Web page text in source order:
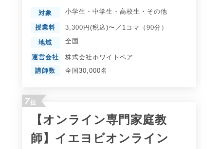
対象 小学生 ・ 中学生 ・ 高校生 ・ その他
授業料 3,300円(税込)〜／1コマ（90分）
地域 全国
運営会社
株式会社ホワイトベア
講師数
全国30,000名
7位
【オンライン専門家庭教
師】イエヨビオンライン